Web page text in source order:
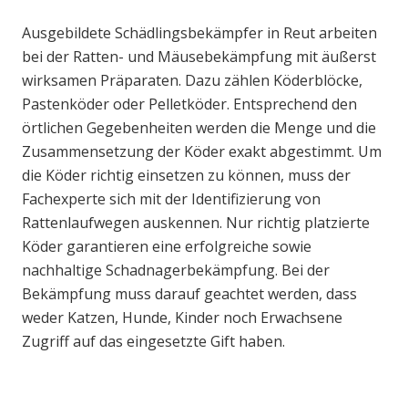
Ausgebildete Schädlingsbekämpfer in Reut arbeiten
bei der Ratten- und Mäusebekämpfung mit äußerst
wirksamen Präparaten. Dazu zählen Köderblöcke,
Pastenköder oder Pelletköder. Entsprechend den
örtlichen Gegebenheiten werden die Menge und die
Zusammensetzung der Köder exakt abgestimmt. Um
die Köder richtig einsetzen zu können, muss der
Fachexperte sich mit der Identifizierung von
Rattenlaufwegen auskennen. Nur richtig platzierte
Köder garantieren eine erfolgreiche sowie
nachhaltige Schadnagerbekämpfung. Bei der
Bekämpfung muss darauf geachtet werden, dass
weder Katzen, Hunde, Kinder noch Erwachsene
Zugriff auf das eingesetzte Gift haben.